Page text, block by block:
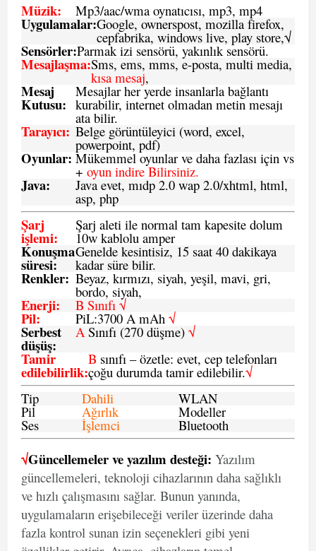
Müzik: Mp3/aac/wma oynatıcısı, mp3, mp4
Uygulamalar:Google, ownerspost, mozilla firefox,
cepfabrika, windows live, play store,√
Sensörler:Parmak izi sensörü, yakınlık sensörü.
Mesajlaşma:Sms, ems, mms, e-posta, multi media,
kısa mesaj,
Mesaj
Kutusu:
Mesajlar her yerde insanlarla bağlantı
kurabilir, internet olmadan metin mesajı
ata bilir.
Tarayıcı: Belge görüntüleyici (word, excel,
powerpoint, pdf)
Oyunlar: Mükemmel oyunlar ve daha fazlası için vs
+ oyun indire Bilirsiniz.
Java: Java evet, mıdp 2.0 wap 2.0/xhtml, html,
asp, php
Şarj
işlemi:
Şarj aleti ile normal tam kapesite dolum
10w kablolu amper
Konuşma
süresi:
Genelde kesintisiz, 15 saat 40 dakikaya
kadar süre bilir.
Renkler: Beyaz, kırmızı, siyah, yeşil, mavi, gri,
bordo, siyah,
Enerji: B Sınıfı √
Pil: PiL:3700 A mAh √
Serbest
düşüş:
ASınıfı (270 düşme) √
Tamir
edilebilirlik:
B sınıfı – özetle: evet, cep telefonları
çoğu durumda tamir edilebilir.√
Tip
Dahili WLAN
Pil Ağırlık Modeller
Ses İşlemci Bluetooth
√Güncellemeler ve yazılım desteği: Yazılım
güncellemeleri, teknoloji cihazlarının daha sağlıklı
ve hızlı çalışmasını sağlar. Bunun yanında,
uygulamaların erişebileceği veriler üzerinde daha
fazla kontrol sunan izin seçenekleri gibi yeni